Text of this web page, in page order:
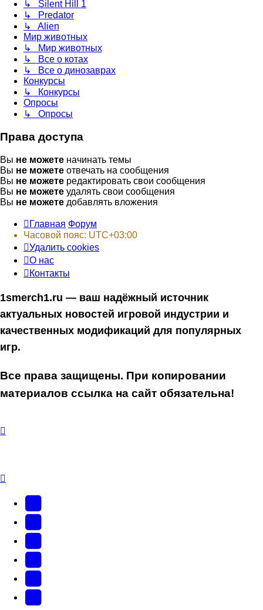
↳ Silent Hill 1
↳ Predator
↳ Alien
Мир животных
↳ Мир животных
↳ Все о котах
↳ Все о динозаврах
Конкурсы
↳ Конкурсы
Опросы
↳ Опросы
Права доступа
Вы не можете начинать темы
Вы не можете отвечать на сообщения
Вы не можете редактировать свои сообщения
Вы не можете удалять свои сообщения
Вы не можете добавлять вложения
Главная Форум
Часовой пояс: UTC+03:00
Удалить cookies
О нас
Контакты
1smerch1.ru — ваш надёжный источник
актуальных новостей игровой индустрии и
качественных модификаций для популярных
игр.
Все права защищены. При копировании
материалов ссылка на сайт обязательна!